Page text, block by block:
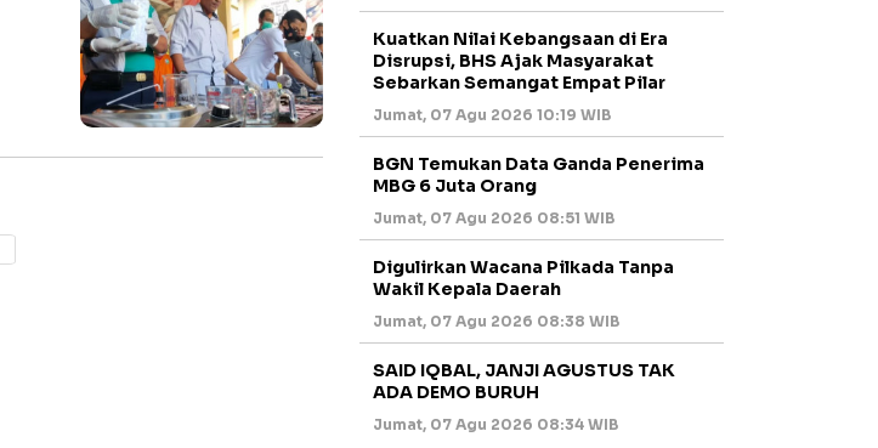
Kuatkan Nilai Kebangsaan di Era
Disrupsi, BHS Ajak Masyarakat
Sebarkan Semangat Empat Pilar
Jumat, 07 Agu 2026 10:19 WIB
BGN Temukan Data Ganda Penerima
MBG 6 Juta Orang
Jumat, 07 Agu 2026 08:51 WIB
Digulirkan Wacana Pilkada Tanpa
Wakil Kepala Daerah
Jumat, 07 Agu 2026 08:38 WIB
SAID IQBAL, JANJI AGUSTUS TAK
ADA DEMO BURUH
Jumat, 07 Agu 2026 08:34 WIB